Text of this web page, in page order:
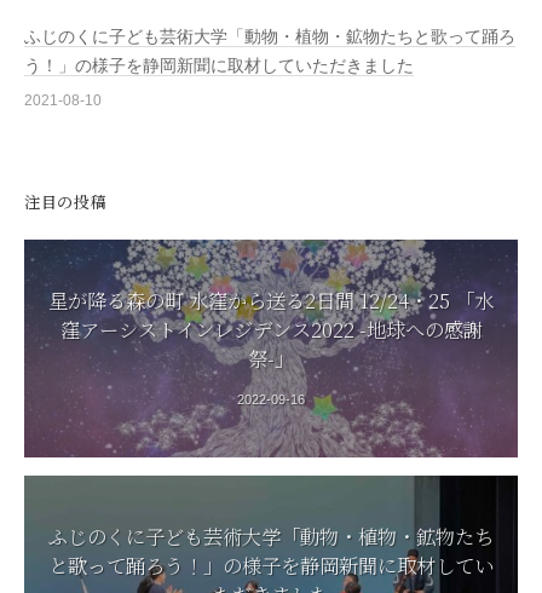
ふじのくに子ども芸術大学「動物・植物・鉱物たちと歌って踊ろ
う！」の様子を静岡新聞に取材していただきました
2021-08-10
注目の投稿
星が降る森の町 水窪から送る2日間 12/24・25 「水
窪アーシストインレジデンス2022 -地球への感謝
祭-」
2022-09-16
ふじのくに子ども芸術大学「動物・植物・鉱物たち
と歌って踊ろう！」の様子を静岡新聞に取材してい